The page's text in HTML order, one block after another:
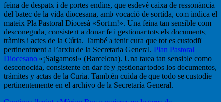
feina de despatx i de portes endins, que esdevé caixa de ressonància
del batec de la vida diocesana, amb vocació de sortida, com indica el
mateix Pla Pastoral Diocesà «Sortim!». Una feina tan sensible com
desconeguda, consistent a donar fe i gestionar tots els documents,
tràmits i actes de la Cúria. També a tenir cura que tot es custodiï
pertinentment a l’arxiu de la Secretaria General. Plan Pastoral
Diocesano «¡Salgamos!» (Barcelona). Una tarea tan sensible como
desconocida, consistente en dar fe y gestionar todos los documentos,
trámites y actas de la Curia. También cuida de que todo se custodie
pertinentemente en el archivo de la Secretaría General.